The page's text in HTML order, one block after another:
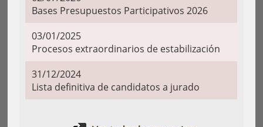
Bases Presupuestos Participativos 2026
03/01/2025
Procesos extraordinarios de estabilización
31/12/2024
Lista definitiva de candidatos a jurado